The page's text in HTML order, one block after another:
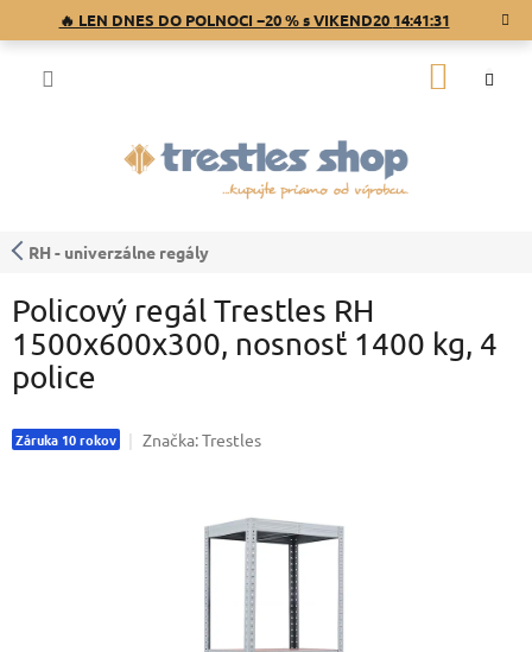
🔥 LEN DNES DO POLNOCI −20 % s VIKEND20 14:41:31
RH - univerzálne regály
Policový regál Trestles RH
1500x600x300, nosnosť 1400 kg, 4
police
Záruka 10 rokov Značka:Trestles